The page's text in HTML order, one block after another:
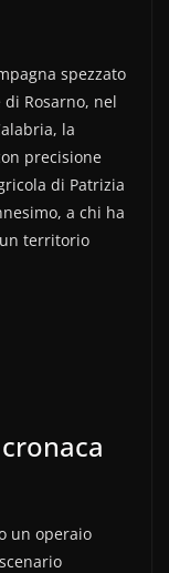
spezzato
Rosarno, nel
la
precisione
di Patrizia
a chi ha
territorio
un operaio